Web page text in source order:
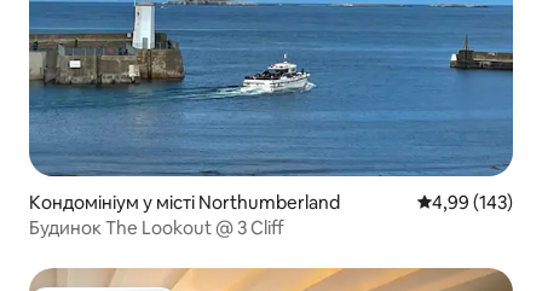
Кондомініум у місті Northumberland Середня
4,99 (143)
Будинок The Lookout @ 3 Cliff